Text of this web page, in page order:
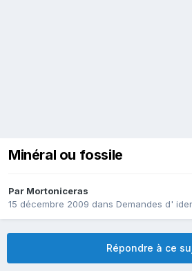
Minéral ou fossile
Par Mortoniceras
15 décembre 2009 dans Demandes d'
Répondre à ce